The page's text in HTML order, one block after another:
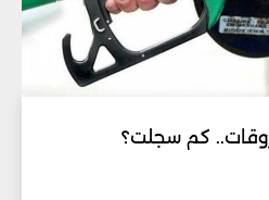
كم سجلت؟